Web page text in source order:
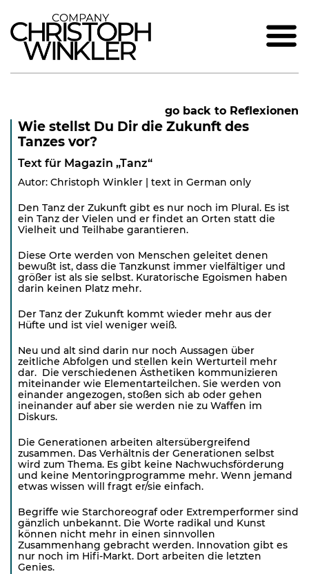
go back to Reflexionen
Wie stellst Du Dir die Zukunft des
Tanzes vor?
Text für Magazin „Tanz“
Autor: Christoph Winkler | text in German only
Den Tanz der Zukunft gibt es nur noch im Plural. Es ist
ein Tanz der Vielen und er findet an Orten statt die
Vielheit und Teilhabe garantieren.
Diese Orte werden von Menschen geleitet denen
bewußt ist, dass die Tanzkunst immer vielfältiger und
größer ist als sie selbst. Kuratorische Egoismen haben
darin keinen Platz mehr.
Der Tanz der Zukunft kommt wieder mehr aus der
Hüfte und ist viel weniger weiß.
Neu und alt sind darin nur noch Aussagen über
zeitliche Abfolgen und stellen kein Werturteil mehr
dar. Die verschiedenen Ästhetiken kommunizieren
miteinander wie Elementarteilchen. Sie werden von
einander angezogen, stoßen sich ab oder gehen
ineinander auf aber sie werden nie zu Waffen im
Diskurs.
Die Generationen arbeiten altersübergreifend
zusammen. Das Verhältnis der Generationen selbst
wird zum Thema. Es gibt keine Nachwuchsförderung
und keine Mentoringprogramme mehr. Wenn jemand
etwas wissen will fragt er/sie einfach.
Begriffe wie Starchoreograf oder Extremperformer sind
gänzlich unbekannt. Die Worte radikal und Kunst
können nicht mehr in einen sinnvollen
Zusammenhang gebracht werden. Innovation gibt es
nur noch im Hifi-Markt. Dort arbeiten die letzten
Genies.